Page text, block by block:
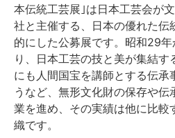
本伝統工芸展｣は日本工芸会が
社と主催する、日本の優れた伝
的にした公募展です。昭和29
り、日本工芸の技と美が集結
にも人間国宝を講師とする伝承
うなど、無形文化財の保存や
業を進め、その実績は他に比較
織です。